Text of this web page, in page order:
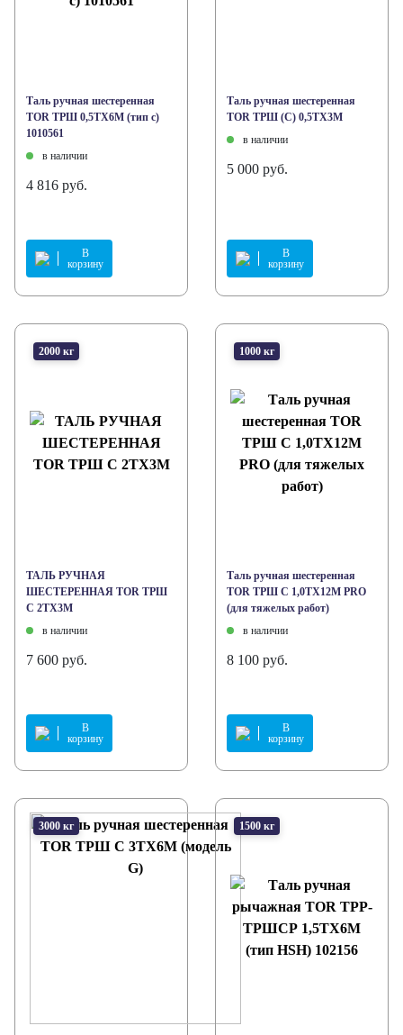
Таль ручная шестеренная
TOR TPШ 0,5ТХ6М (тип с)
1010561
в наличии
4 816 руб.
В
корзину
Таль ручная шестеренная
TOR ТРШ (C) 0,5ТХ3М
в наличии
5 000 руб.
В
корзину
2000 кг
ТАЛЬ РУЧНАЯ
ШЕСТЕРЕННАЯ TOR ТРШ
C 2ТХ3М
в наличии
7 600 руб.
В
корзину
1000 кг
Таль ручная шестеренная
TOR ТРШ C 1,0ТХ12М PRO
(для тяжелых работ)
в наличии
8 100 руб.
В
корзину
3000 кг 1500 кг